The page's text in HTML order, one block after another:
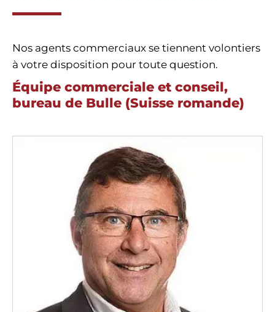
Nos agents commerciaux se tiennent volontiers
à votre disposition pour toute question.
Équipe commerciale et conseil,
bureau de Bulle (Suisse romande)